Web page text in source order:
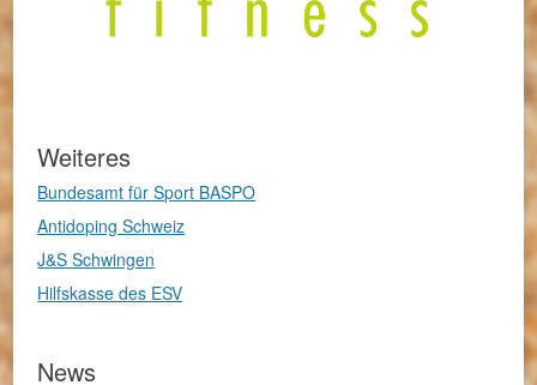
Weiteres
Bundesamt für Sport BASPO
Antidoping Schweiz
J&S Schwingen
Hilfskasse des ESV
News